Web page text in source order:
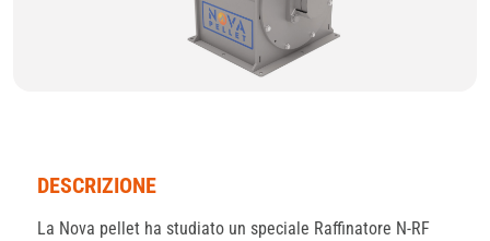
DESCRIZIONE
La Nova pellet ha studiato un speciale Raffinatore N-RF